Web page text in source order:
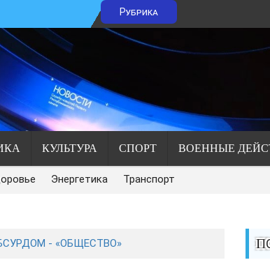
Рубрика
КУЛЬТУРА СПОРТ ВОЕННЫЕ
Энергетика Транспорт
- «ОБЩЕСТВО»